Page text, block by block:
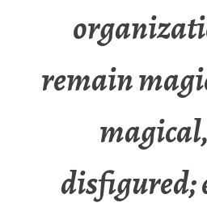
remain
disfigured;